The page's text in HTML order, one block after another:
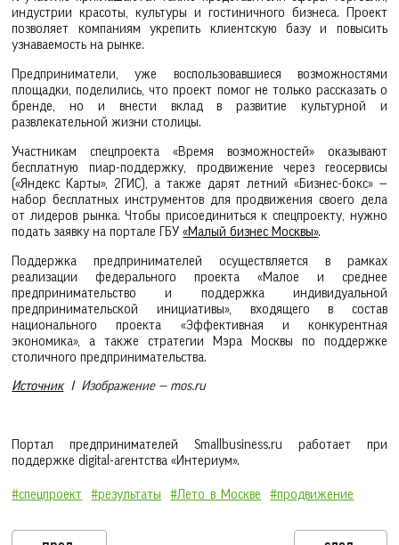
индустрии красоты, культуры и гостиничного бизнеса. Проект
позволяет компаниям укрепить клиентскую базу и повысить
узнаваемость на рынке.
Предприниматели, уже воспользовавшиеся возможностями
площадки, поделились, что проект помог не только рассказать о
бренде, но и внести вклад в развитие культурной и
развлекательной жизни столицы.
Участникам спецпроекта «Время возможностей» оказывают
бесплатную пиар-поддержку, продвижение через геосервисы
(«Яндекс Карты», 2ГИС), а также дарят летний «Бизнес-бокс» —
набор бесплатных инструментов для продвижения своего дела
от лидеров рынка. Чтобы присоединиться к спецпроекту, нужно
подать заявку на портале ГБУ«Малый бизнес Москвы».
Поддержка предпринимателей осуществляется в рамках
реализации федерального проекта «Малое и среднее
предпринимательство и поддержка индивидуальной
предпринимательской инициативы», входящего в состав
национального проекта «Эффективная и конкурентная
экономика», а также стратегии Мэра Москвы по поддержке
столичного предпринимательства.
ИсточникI Изображение — mos.ru
Портал предпринимателей Smallbusiness.ru работает при
поддержке digital-агентства «Интериум».
#спецпроект #результаты #Лето_в_Москве #продвижение